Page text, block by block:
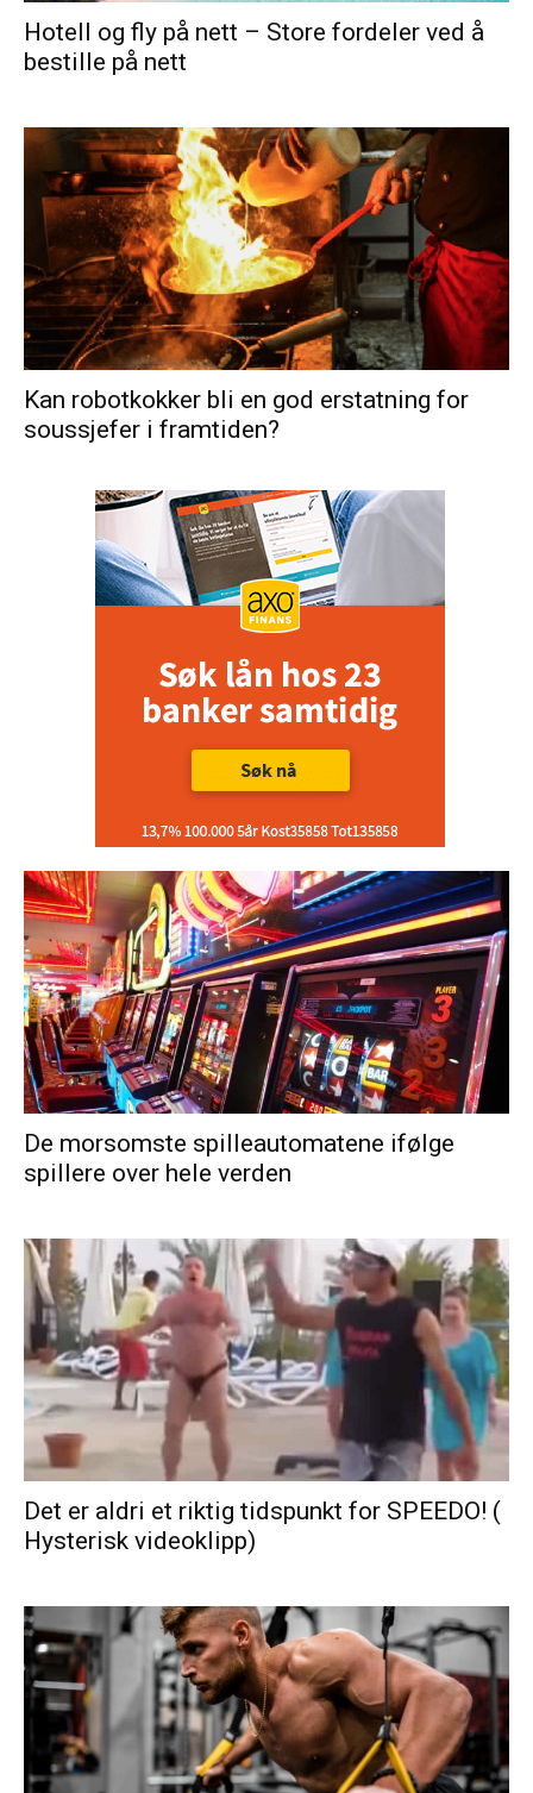
Hotell og fly på nett – Store fordeler ved å
bestille på nett
Kan robotkokker bli en god erstatning for
soussjefer i framtiden?
De morsomste spilleautomatene ifølge
spillere over hele verden
Det er aldri et riktig tidspunkt for SPEEDO! (
Hysterisk videoklipp)